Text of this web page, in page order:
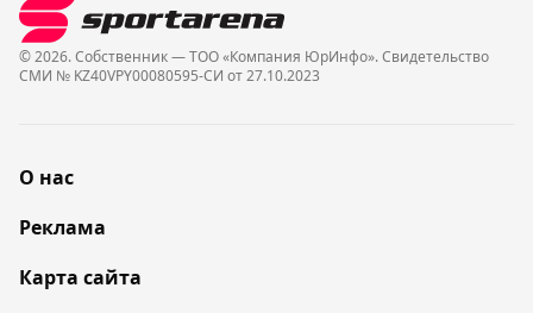
© 2026. Собственник — ТОО «Компания ЮрИнфо». Cвидетельство
СМИ № KZ40VPY00080595-СИ от 27.10.2023
О нас
Реклама
Карта сайта